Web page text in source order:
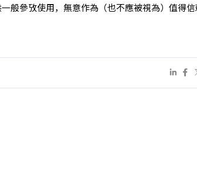
般參攷使用，無意作為（也不應被視為）值得